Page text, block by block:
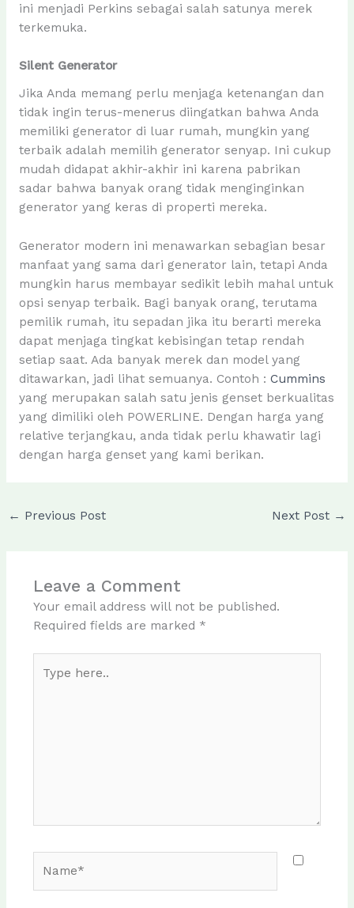
ini menjadi Perkins sebagai salah satunya merek
terkemuka.
Silent Generator
Jika Anda memang perlu menjaga ketenangan dan
tidak ingin terus-menerus diingatkan bahwa Anda
memiliki generator di luar rumah, mungkin yang
terbaik adalah memilih generator senyap. Ini cukup
mudah didapat akhir-akhir ini karena pabrikan
sadar bahwa banyak orang tidak menginginkan
generator yang keras di properti mereka.
Generator modern ini menawarkan sebagian besar
manfaat yang sama dari generator lain, tetapi Anda
mungkin harus membayar sedikit lebih mahal untuk
opsi senyap terbaik. Bagi banyak orang, terutama
pemilik rumah, itu sepadan jika itu berarti mereka
dapat menjaga tingkat kebisingan tetap rendah
setiap saat. Ada banyak merek dan model yang
ditawarkan, jadi lihat semuanya. Contoh : Cummins
yang merupakan salah satu jenis genset berkualitas
yang dimiliki oleh POWERLINE. Dengan harga yang
relative terjangkau, anda tidak perlu khawatir lagi
dengan harga genset yang kami berikan.
← Previous Post Next Post →
Leave a Comment
Your email address will not be published.
Required fields are marked *
here..